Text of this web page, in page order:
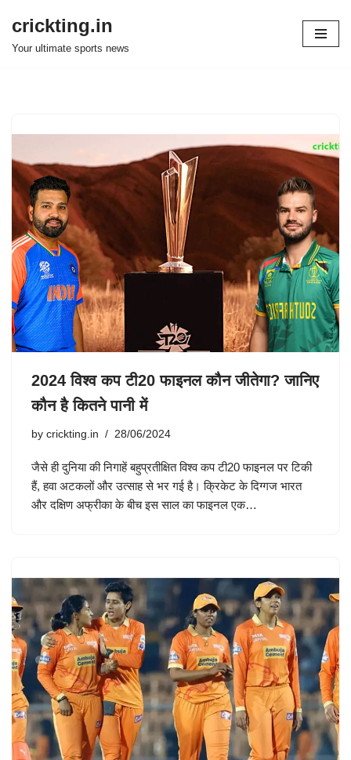
Skip
crickting.in
Your ultimate sports news
2024 विश्व कप टी20 फाइनल कौन जीतेगा? जानिए
कौन है कितने पानी में
by crickting.in 28/06/2024
जैसे ही दुनिया की निगाहें बहुप्रतीक्षित विश्व कप टी20 फाइनल पर टिकी
हैं, हवा अटकलों और उत्साह से भर गई है। क्रिकेट के दिग्गज भारत
और दक्षिण अफ्रीका के बीच इस साल का फाइनल एक…